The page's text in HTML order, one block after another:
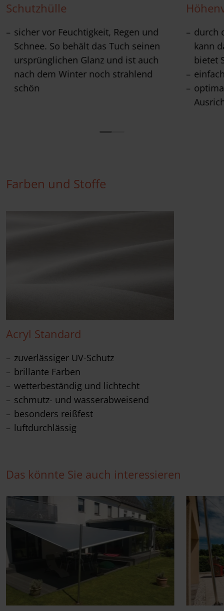
Schutzhülle
sicher vor Feuchtigkeit, Regen und
Schnee. So behält das Tuch seinen
ursprünglichen Glanz und ist auch
nach dem Winter noch strahlend
schön
durch
kann
bietet
Farben und Stoffe
Acryl Standard
zuverlässiger UV-Schutz
brillante Farben
wetterbeständig und lichtecht
schmutz- und wasserabweisend
besonders reißfest
luftdurchlässig
Das könnte Sie auch interessieren